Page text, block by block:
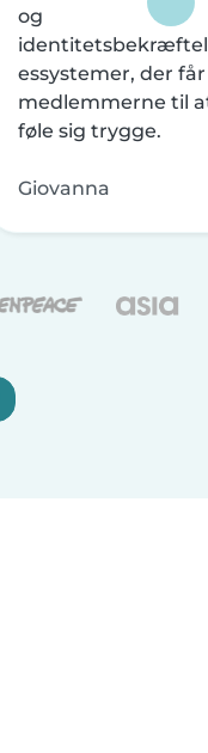
og
essystemer, der får
medlemmerne til
føle sig trygge.
Giovanna